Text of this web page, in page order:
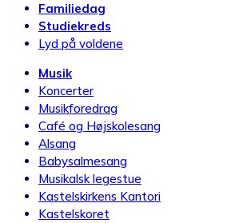
Familiedag
Studiekreds
Lyd på voldene
Musik
Koncerter
Musikforedrag
Café og Højskolesang
Alsang
Babysalmesang
Musikalsk legestue
Kastelskirkens Kantori
Kastelskoret